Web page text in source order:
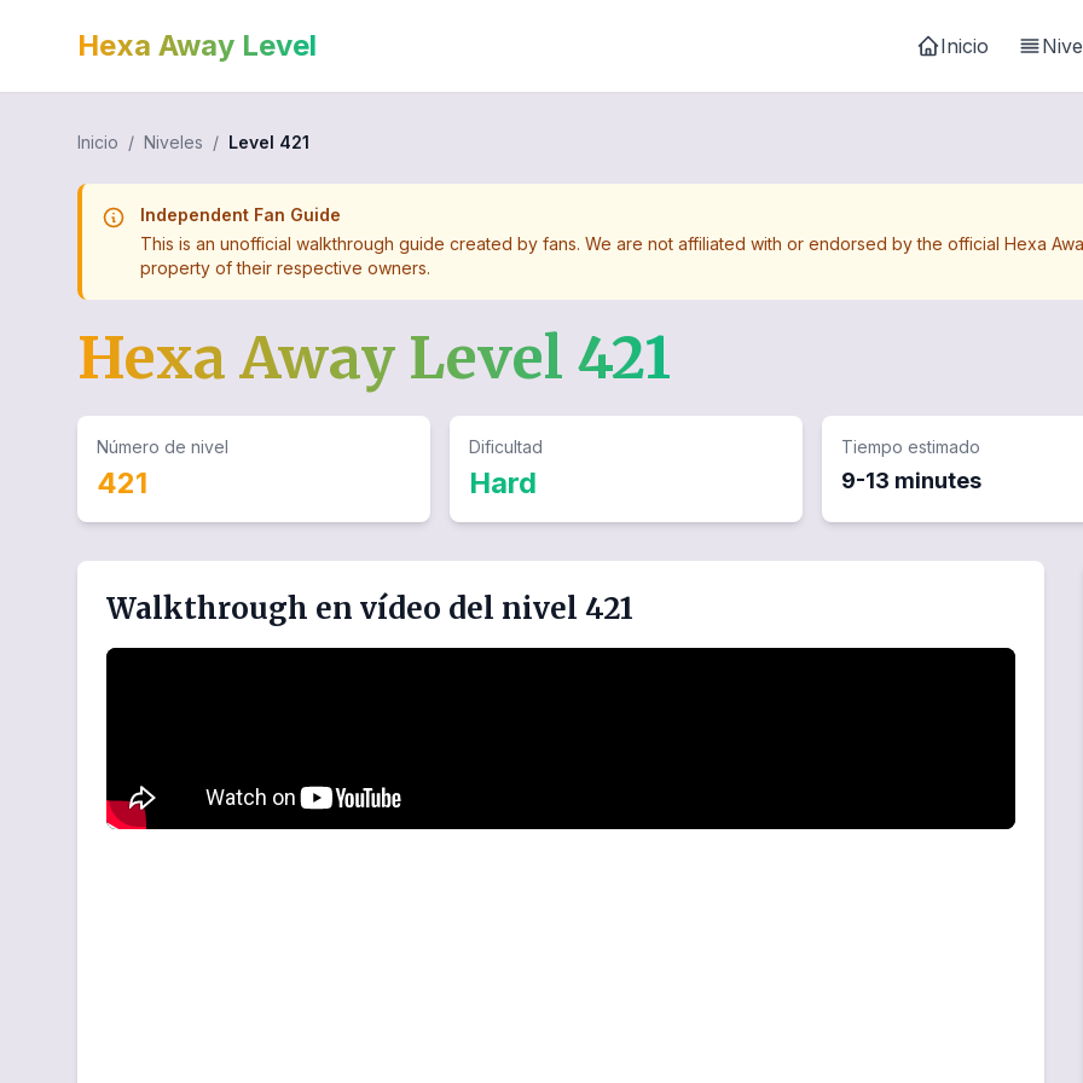
Hexa Away Level Inicio
Inicio / Niveles / Level 421
Independent Fan Guide
This is an unofficial walkthrough guide created by fans. We are not affiliated with or endorsed by the official Hexa
property of their respective owners.
Hexa Away Level 421
Número de nivel
421
Dificultad
Hard
Tiempo estimado
9-13 minutes
Walkthrough en vídeo del nivel 421